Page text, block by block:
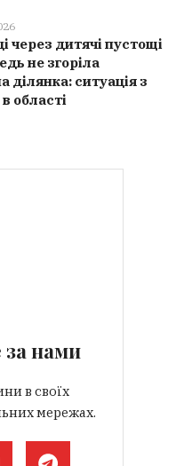
через дитячі пустощі
не згоріла
ділянка: ситуація з
області
за нами
в своїх
мережах.